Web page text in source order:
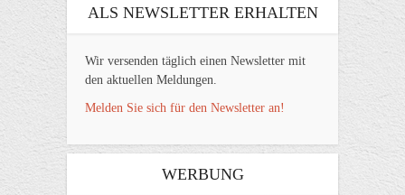
ALS NEWSLETTER ERHALTEN
Wir versenden täglich einen Newsletter mit
den aktuellen Meldungen.
Melden Sie sich für den Newsletter an!
WERBUNG